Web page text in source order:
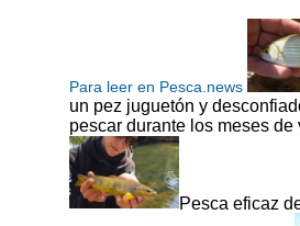
Para leer en Pesca.news
un pez juguetón y
pescar durante los meses de
Pesca eficaz